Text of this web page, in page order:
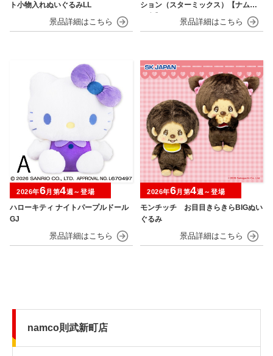
ト小物入れぬいぐるみLL
ション（スターミックス）【ナムコ
ハローキティ ナイトパープルドール
GJ
2026年6月第4週～登場
モンチッチ お目目きらきらBIGぬい
ぐるみ
2026年6月第4週～登場
namco則武新町店